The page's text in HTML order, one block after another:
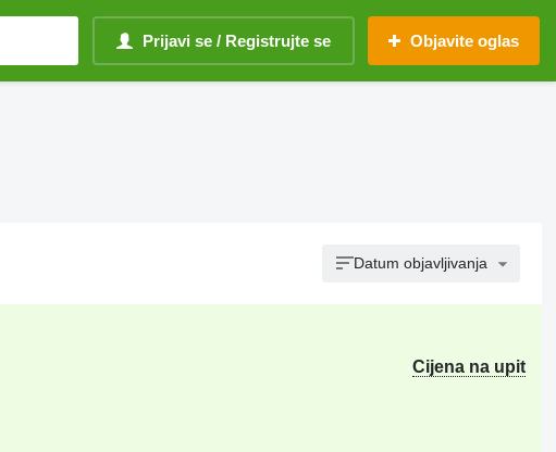
Prijavi se / Registrujte se Objavite oglas
Datum objavljivanja
Cijena na upit